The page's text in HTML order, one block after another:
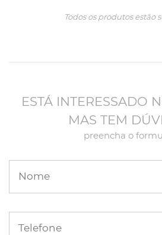
Todos os produtos estão
ESTÁ INTERESSADO
MAS TEM
preencha o
Nome
Telefone